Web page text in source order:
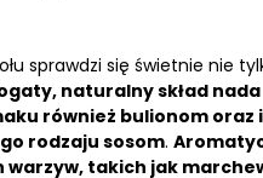
sprawdzi się świetnie nie
naturalny skład nada
również bulionom oraz
rodzaju sosom.
warzyw, takich jak